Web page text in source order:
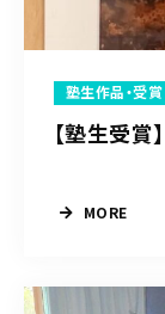
塾生作品・受賞
【塾生受賞
MORE